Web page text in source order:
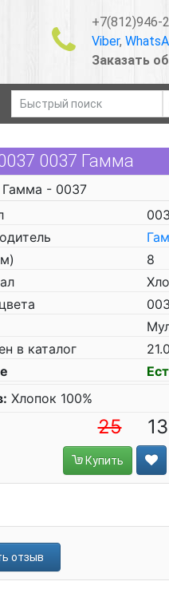
+7(812)946-
Viber,
Заказать
0037 Гамма
- 0037
8
в каталог
Хлопок 100%
25 13
Купить
отзыв